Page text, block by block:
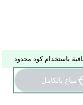
مباع بالكامل